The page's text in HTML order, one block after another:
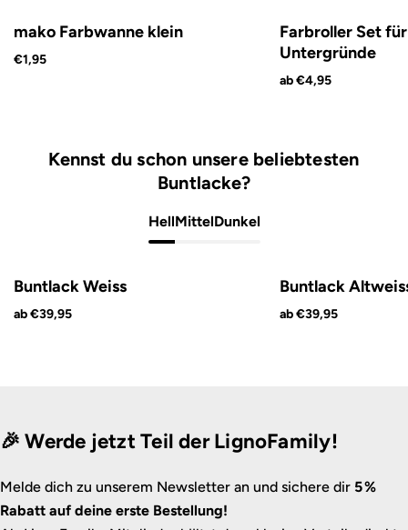
mako Farbwanne klein
€1,95
Farbroller Set
Untergründe
ab €4,95
Kennst du schon unsere beliebtesten
Buntlacke?
HellMittelDunkel
Buntlack Weiss
ab €39,95
Buntlack
ab €39,95
🎉 Werde jetzt Teil der LignoFamily!
Melde dich zu unserem Newsletter an und sichere dir 5 %
Rabatt auf deine erste Bestellung!